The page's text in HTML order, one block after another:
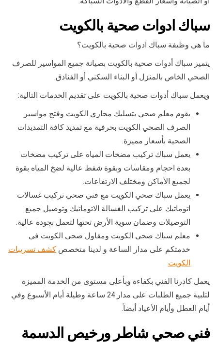
سباك ادوات صحية بالكويت
ما هي وظيفة سباك ادوات صحية بالكويت؟
يتميز سباك أدوات صحية بالكويت بصيانة جميع المواسير للصرف
الصحي الخاص بالمنزل أو البناء السكني أو الفنادق.
ويعمل سباك أدوات صحية بالكويت على تقديم الخدمات التالية:
يقوم معلم صحي بتسليك مجاري الكويت وفتح مواسير
الصرف الصحي الكويت بحرفية مع تمديد كافة التمديدات
الصحية بأسعار مميزة.
يعمل سباك تركيب مضخات المياه على تركيب مضخات
بعدة احجام ومقاسات وبقوة شفط عالية لضخ المياه بقوة
لجميع الأماكن ومختلف الارتفاعات.
يعمل سباك صحي الكويت مع فني صحي تركيب غسالات
اتوماتيك على تركيب الغسالة الاتوماتيك وتوصيل جميع
التوصيلات وضمان سوية الأرض تحتها لتعمل بجودة عالية.
معلم سباك صحي الكويت ومقاول صحي الكويت في
خدمتكم على مدار الساعة و لدينا متخصص كشف تسريبات
الكويت
يعمل كادرنا الفني بكفاءة وبأعلى مستوى من الخدمة المميزة
لتلبية جميع الطلبات على مدار 24 ساعة وطيلة أيام الأسبوع وفي
أيام العطل وأيام الأعياد أيضاً.
فني صحي شاطر ورخيص الدسمة